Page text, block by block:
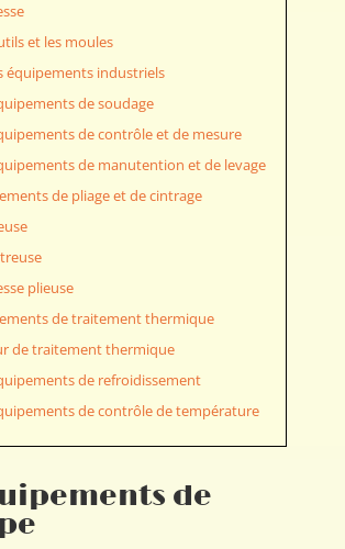
et les moules
équipements industriels
de soudage
de contrôle et de mesure
de manutention et de levage
de pliage et de cintrage
plieuse
de traitement thermique
de traitement thermique
de refroidissement
de contrôle de température
de